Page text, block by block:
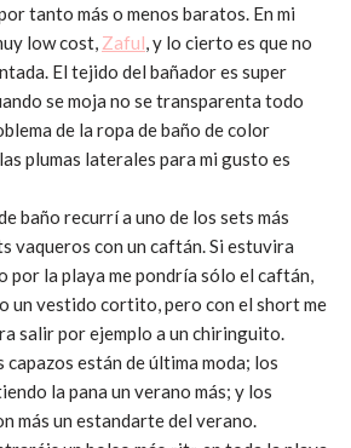
tanto más o menos baratos. En mi
low cost, Zaful, y lo cierto es que no
El tejido del bañador es super
se moja no se transparenta todo
de la ropa de baño de color
plumas laterales para mi gusto es
baño recurrí a uno de los sets más
vaqueros con un caftán. Si estuvira
por la playa me pondría sólo el caftán,
un vestido cortito, pero con el short me
salir por ejemplo a un chiringuito.
capazos están de última moda; los
la pana un verano más; y los
más un estandarte del verano.